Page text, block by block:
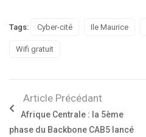
Tags: Cyber-cité Ile Maurice
Wifi gratuit
Article Précédant
Afrique Centrale : la 5ème
phase du Backbone CAB5 lancé